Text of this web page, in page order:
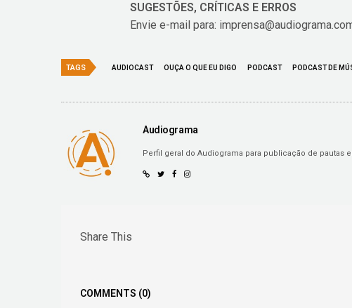
SUGESTÕES, CRÍTICAS E ERROS
Envie e-mail para:
TAGS AUDIOCAST OUÇA O QUE EU DIGO PODCAST PODCAST DE
Audiograma
Perfil geral do Audiograma para publicação de
Share This
COMMENTS (0)